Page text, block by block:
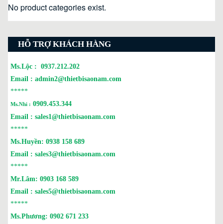
No product categories exist.
HỖ TRỢ KHÁCH HÀNG
Ms.Lộc : 0937.212.202
Email : admin2@thietbisaonam.com
*****
Ms.Nhi : 0909.453.344
Email : sales1@thietbisaonam.com
*****
Ms.Huyền: 0938 158 689
Email : sales3@thietbisaonam.com
*****
Mr.Lâm: 0903 168 589
Email : sales5@thietbisaonam.com
*****
Ms.Phương: 0902 671 233